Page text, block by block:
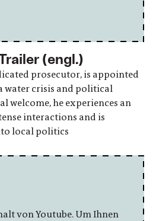
(engl.)
prosecutor, is appointed
water crisis and political
welcome, he experiences an
interactions and is
local politics
von Youtube. Um Ihnen